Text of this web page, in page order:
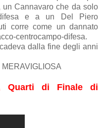
un Cannavaro che da solo
e a un Del Piero
corre come un dannato
centrocampo-difesa.
dalla fine degli anni
Quarti di Finale di